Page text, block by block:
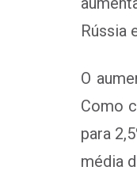
Rússia
O
Como
para
média